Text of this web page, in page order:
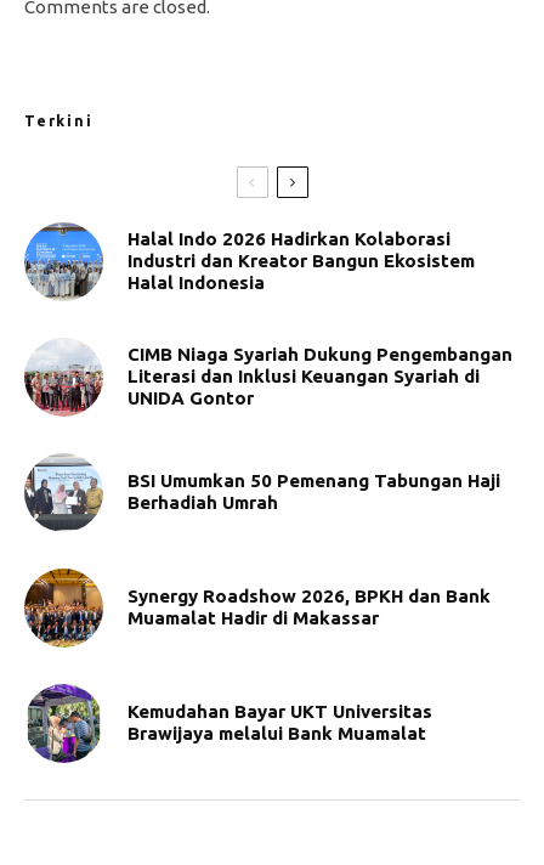
Comments are closed.
Terkini
Halal Indo 2026 Hadirkan Kolaborasi
Industri dan Kreator Bangun Ekosistem
Halal Indonesia
CIMB Niaga Syariah Dukung Pengembangan
Literasi dan Inklusi Keuangan Syariah di
UNIDA Gontor
BSI Umumkan 50 Pemenang Tabungan Haji
Berhadiah Umrah
Synergy Roadshow 2026, BPKH dan Bank
Muamalat Hadir di Makassar
Kemudahan Bayar UKT Universitas
Brawijaya melalui Bank Muamalat